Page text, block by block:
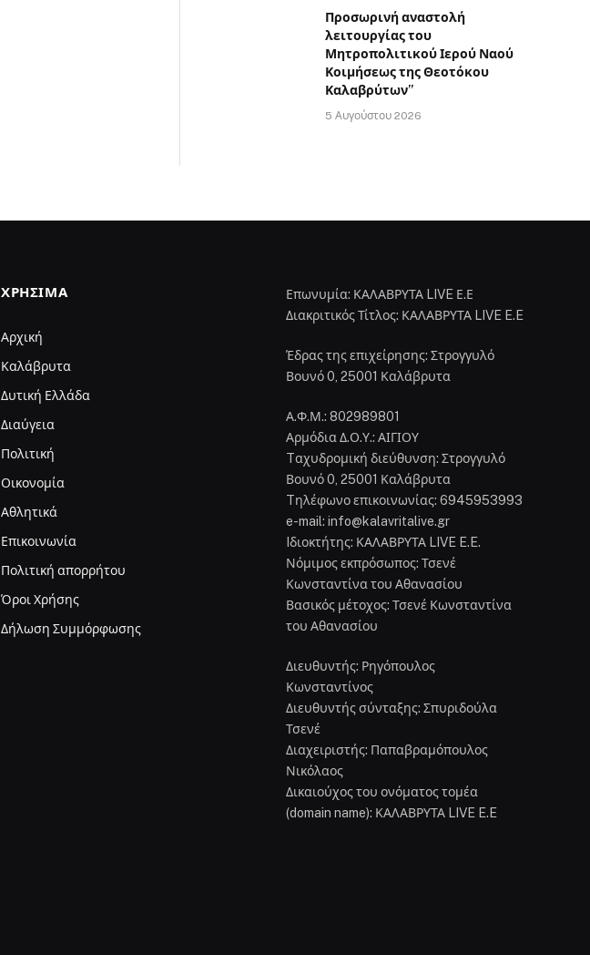
Προσωρινή αναστολή
λειτουργίας του
Μητροπολιτικού Ιερού Ναού
Κοιμήσεως της Θεοτόκου
Καλαβρύτων”
5 Αυγούστου 2026
ΧΡΉΣΙΜΑ
Αρχική
Καλάβρυτα
Δυτική Ελλάδα
Διαύγεια
Πολιτική
Οικονομία
Αθλητικά
Επικοινωνία
Πολιτική απορρήτου
Όροι Χρήσης
Δήλωση Συμμόρφωσης
Επωνυμία: ΚΑΛΑΒΡΥΤΑ LIVE Ε.Ε
Διακριτικός Τίτλος: ΚΑΛΑΒΡΥΤΑ LIVE E.E
Έδρας της επιχείρησης: Στρογγυλό
Βουνό 0, 25001 Καλάβρυτα
Α.Φ.Μ.: 802989801
Αρμόδια Δ.Ο.Υ.: ΑΙΓΙΟΥ
Tαχυδρομική διεύθυνση: Στρογγυλό
Βουνό 0, 25001 Καλάβρυτα
Tηλέφωνο επικοινωνίας: 6945953993
e-mail: info@kalavritalive.gr
Iδιοκτήτης: ΚΑΛΑΒΡΥΤΑ LIVE E.E.
Νόμιμος εκπρόσωπος: Τσενέ
Κωνσταντίνα του Αθανασίου
Βασικός μέτοχος: Τσενέ Κωνσταντίνα
του Αθανασίου
Διευθυντής: Ρηγόπουλος
Κωνσταντίνος
Διευθυντής σύνταξης: Σπυριδούλα
Τσενέ
Διαχειριστής: Παπαβραμόπουλος
Νικόλαος
Δικαιούχος του ονόματος τομέα
(domain name): ΚΑΛΑΒΡΥΤΑ LIVE E.E